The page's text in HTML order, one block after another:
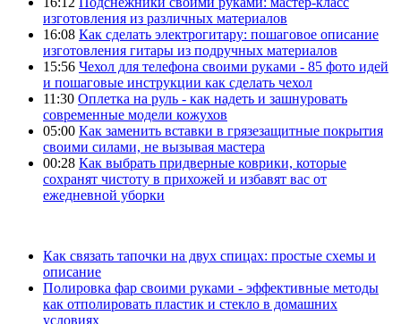
изготовления из различных материалов
16:08 Как сделать электрогитару: пошаговое описание
изготовления гитары из подручных материалов
15:56 Чехол для телефона своими руками - 85 фото идей
и пошаговые инструкции как сделать чехол
11:30 Оплетка на руль - как надеть и зашнуровать
современные модели кожухов
05:00 Как заменить вставки в грязезащитные покрытия
своими силами, не вызывая мастера
00:28 Как выбрать придверные коврики, которые
сохранят чистоту в прихожей и избавят вас от
ежедневной уборки
Как связать тапочки на двух спицах: простые схемы и
описание
Полировка фар своими руками - эффективные методы
как отполировать пластик и стекло в домашних
условиях